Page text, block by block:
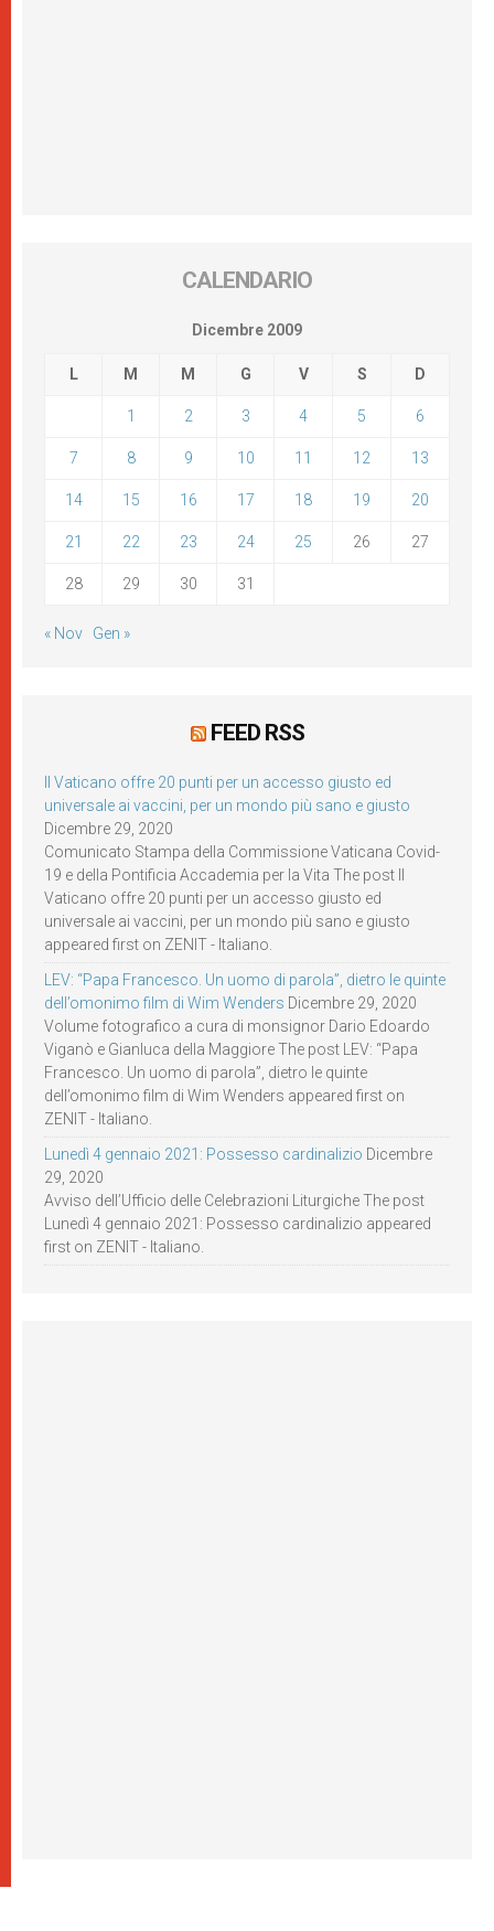
CALENDARIO
Dicembre 2009
L M M G V S D
1 2 3 4 5 6
7 8 9 10 11 12 13
14 15 16 17 18 19 20
21 22 23 24 25 26 27
28 29 30 31
« Nov Gen »
FEED RSS
Il Vaticano offre 20 punti per un accesso giusto ed
universale ai vaccini, per un mondo più sano e giusto
Dicembre 29, 2020
Comunicato Stampa della Commissione Vaticana Covid-
19 e della Pontificia Accademia per la Vita The post Il
Vaticano offre 20 punti per un accesso giusto ed
universale ai vaccini, per un mondo più sano e giusto
appeared first on ZENIT - Italiano.
LEV: “Papa Francesco. Un uomo di parola”, dietro le quinte
dell’omonimo film di Wim Wenders Dicembre 29, 2020
Volume fotografico a cura di monsignor Dario Edoardo
Viganò e Gianluca della Maggiore The post LEV: “Papa
Francesco. Un uomo di parola”, dietro le quinte
dell’omonimo film di Wim Wenders appeared first on
ZENIT - Italiano.
Lunedì 4 gennaio 2021: Possesso cardinalizio Dicembre
29, 2020
Avviso dell’Ufficio delle Celebrazioni Liturgiche The post
Lunedì 4 gennaio 2021: Possesso cardinalizio appeared
first on ZENIT - Italiano.